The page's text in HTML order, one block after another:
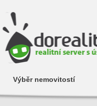
Výběr nemovitostí